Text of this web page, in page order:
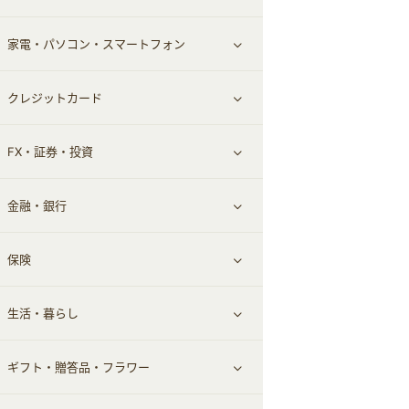
食材宅配
ウォーターサーバー
エステ・サロン
メンズ美容
スポーツ・フィットネス
日用品・薬局・からだ
すべて見る
ネット買取
家電・パソコン・スマートフォン
すべて見る
家電・パソコン・ソフトウェア
通信・レンタルサーバー
スマホ・携帯電話・SIM
定額制有料コンテンツ
クレジットカード
すべて見る
クレジットカード
FX・証券・投資
すべて見る
証券
仮想通貨
金融・銀行
銀行・ネット銀行
キャッシング・ローン
保険
すべて見る
保険相談・面談
生活・暮らし
すべて見る
ギフト・贈答品・フラワー